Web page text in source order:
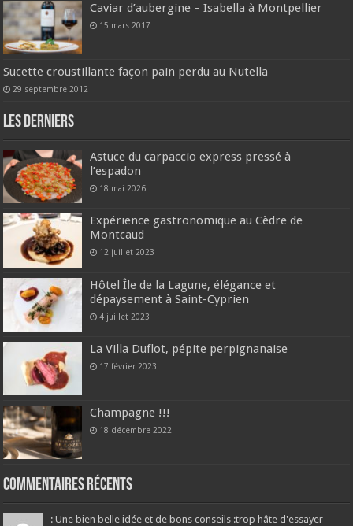
Caviar d’aubergine – Isabella à Montpellier
15 mars 2017
Sucette croustillante façon pain perdu au Nutella
29 septembre 2012
Les derniers
Astuce du carpaccio express pressé à
l’espadon
18 mai 2026
Expérience gastronomique au Cèdre de
Montcaud
12 juillet 2023
Hôtel Île de la Lagune, élégance et
dépaysement à Saint-Cyprien
4 juillet 2023
La Villa Duflot, pépite perpignanaise
17 février 2023
Champagne !!!
18 décembre 2022
Commentaires récents
: Une bien belle idée et de bons conseils :trop hâte d'essayer